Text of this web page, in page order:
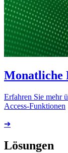
Monatliche
Erfahren Sie mehr
Access-Funktionen
➔
Lösungen